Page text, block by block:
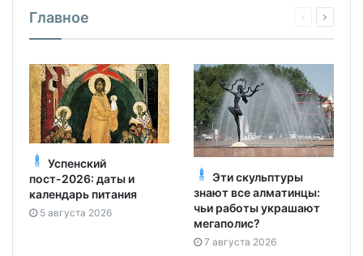
Главное
Успенский
пост-2026: даты и
календарь питания
5 августа 2026
Эти скульптуры
знают все алматинцы:
чьи работы украшают
мегаполис?
7 августа 2026